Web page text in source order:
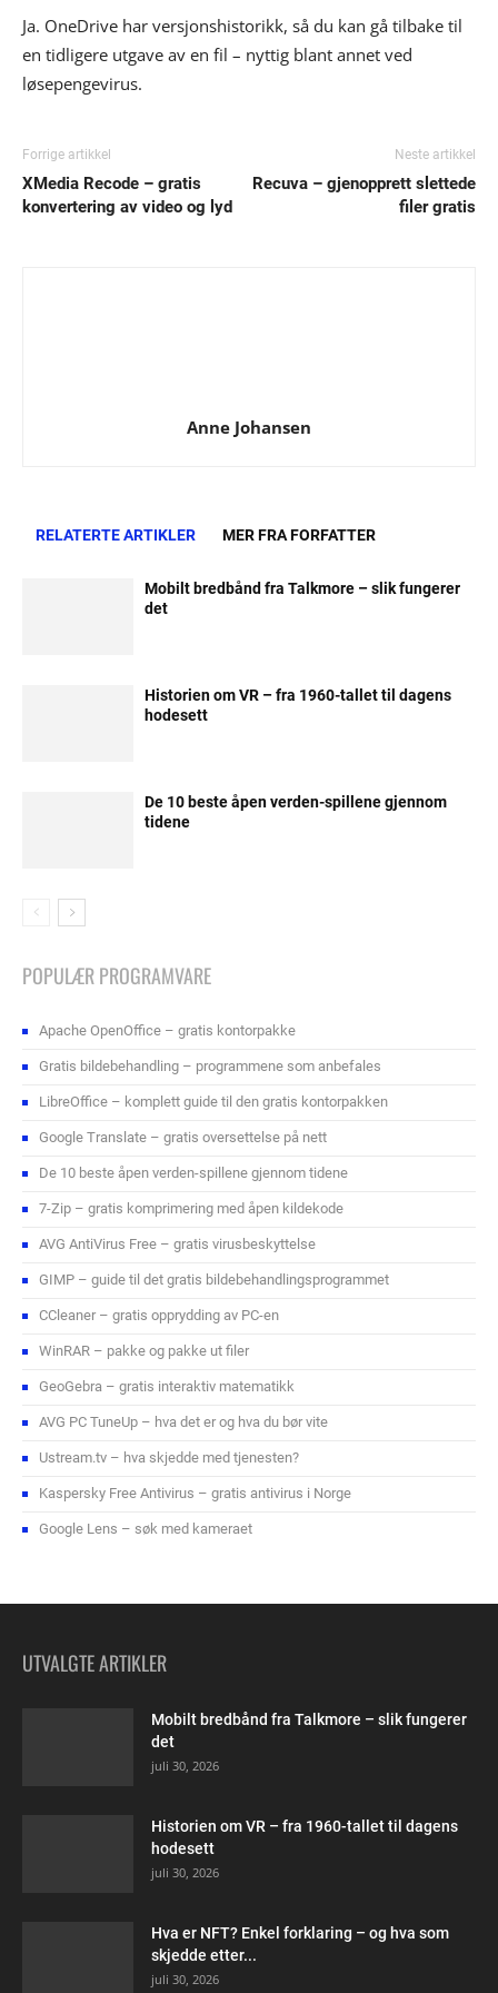
Ja. OneDrive har versjonshistorikk, så du kan gå tilbake til
en tidligere utgave av en fil – nyttig blant annet ved
løsepengevirus.
Forrige artikkel
XMedia Recode – gratis
konvertering av video og lyd
Neste artikkel
Recuva – gjenopprett slettede
filer gratis
Anne Johansen
RELATERTE ARTIKLER MER FRA FORFATTER
Mobilt bredbånd fra Talkmore – slik fungerer
det
Historien om VR – fra 1960-tallet til dagens
hodesett
De 10 beste åpen verden-spillene gjennom
tidene
POPULÆR PROGRAMVARE
Apache OpenOffice – gratis kontorpakke
Gratis bildebehandling – programmene som anbefales
LibreOffice – komplett guide til den gratis kontorpakken
Google Translate – gratis oversettelse på nett
De 10 beste åpen verden-spillene gjennom tidene
7-Zip – gratis komprimering med åpen kildekode
AVG AntiVirus Free – gratis virusbeskyttelse
GIMP – guide til det gratis bildebehandlingsprogrammet
CCleaner – gratis opprydding av PC-en
WinRAR – pakke og pakke ut filer
GeoGebra – gratis interaktiv matematikk
AVG PC TuneUp – hva det er og hva du bør vite
Ustream.tv – hva skjedde med tjenesten?
Kaspersky Free Antivirus – gratis antivirus i Norge
Google Lens – søk med kameraet
UTVALGTE ARTIKLER
Mobilt bredbånd fra Talkmore – slik fungerer
det
juli 30, 2026
Historien om VR – fra 1960-tallet til dagens
hodesett
juli 30, 2026
Hva er NFT? Enkel forklaring – og hva som
skjedde etter...
juli 30, 2026